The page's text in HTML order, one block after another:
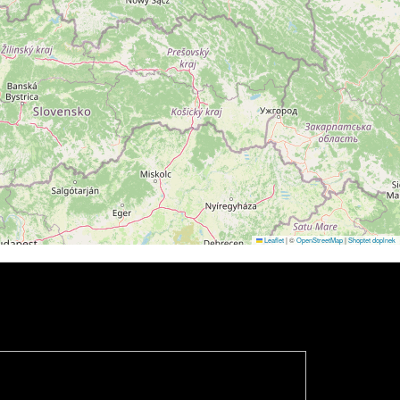
Leaflet|©OpenStreetMap|Shoptet doplnek